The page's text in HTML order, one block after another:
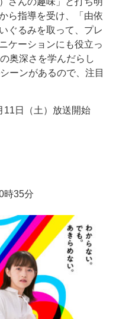
ら指導を受け、「由依
ぐるみを取って、プレ
ケーションにも役立っ
奥深さを学んだらし
ーンがあるので、注目
11日（土）放送開始
35分